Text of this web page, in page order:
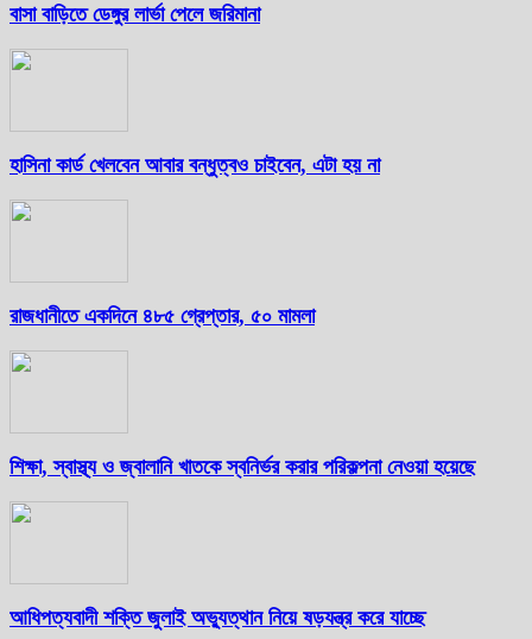
বাসা বাড়িতে ডেঙ্গুর লার্ভা পেলে জরিমানা
হাসিনা কার্ড খেলবেন আবার বন্ধুত্বও চাইবেন, এটা হয় না
রাজধানীতে একদিনে ৪৮৫ গ্রেপ্তার, ৫০ মামলা
শিক্ষা, স্বাস্থ্য ও জ্বালানি খাতকে স্বনির্ভর করার পরিকল্পনা নেওয়া হয়েছে
আধিপত্যবাদী শক্তি জুলাই অভ্যুত্থান নিয়ে ষড়যন্ত্র করে যাচ্ছে